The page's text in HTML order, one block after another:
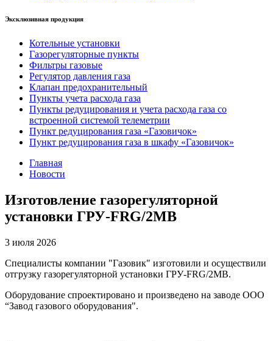
Эксклюзивная продукция
Котельные установки
Газорегуляторные пункты
Фильтры газовые
Регулятор давления газа
Клапан предохранительный
Пункты учета расхода газа
Пункты редуцирования и учета расхода газа со
встроенной системой телеметрии
Пункт редуцирования газа «Газовичок»
Пункт редуцирования газа в шкафу «Газовичок»
Главная
Новости
Изготовление газорегуляторной
установки ГРУ-FRG/2MB
3 июля 2026
Специалисты компании "Газовик" изготовили и осуществили
отгрузку газорегуляторной установки ГРУ-FRG/2MB.
Оборудование спроектировано и произведено на заводе ООО
“Завод газового оборудования".